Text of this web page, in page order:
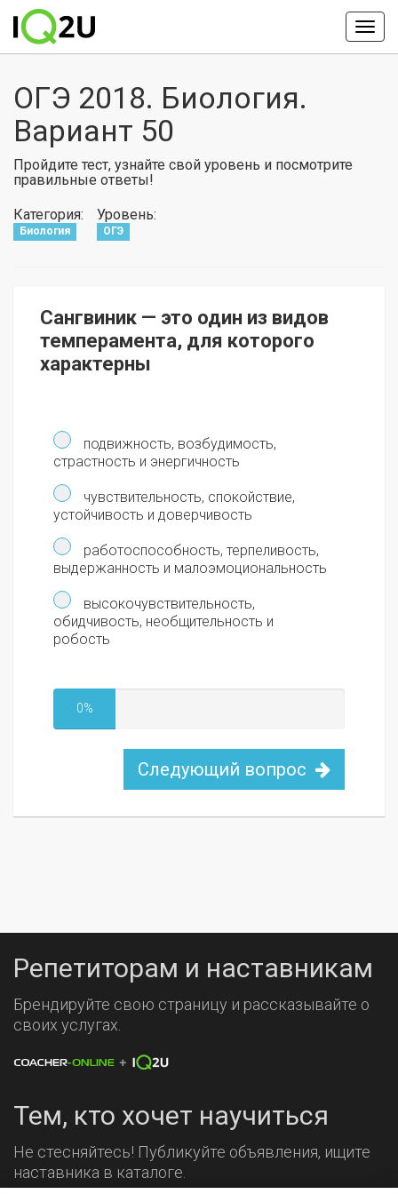
ОГЭ 2018. Биология.
Вариант 50
Пройдите тест, узнайте свой уровень и посмотрите
правильные ответы!
Категория:
Биология
Уровень:
ОГЭ
Сангвиник — это один из видов
темперамента, для которого
характерны
подвижность, возбудимость,
страстность и энергичность
чувствительность, спокойствие,
устойчивость и доверчивость
работоспособность, терпеливость,
выдержанность и малоэмоциональность
высокочувствительность,
обидчивость, необщительность и
робость
0%
Следующий вопрос
Репетиторам и наставникам
Брендируйте свою страницу и рассказывайте о
своих услугах.
Тем, кто хочет научиться
Не стесняйтесь! Публикуйте объявления, ищите
наставника в каталоге.